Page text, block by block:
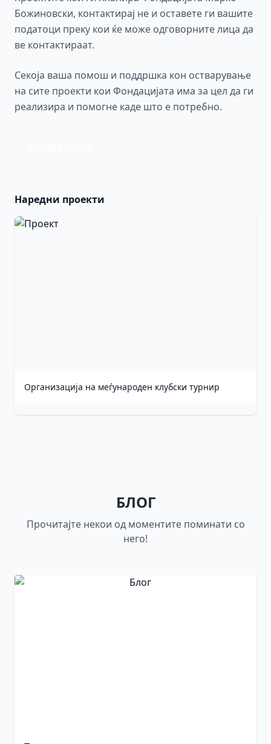
Божиновски, контактирај не и оставете ги вашите
податоци преку кои ќе може одговорните лица да
ве контактираат.
Секоја ваша помош и поддршка кон остварување
на сите проекти кои Фондацијата има за цел да ги
реализира и помогне каде што е потребно.
Наредни проекти
Организација на меѓународен клубски турнир
БЛОГ
Прочитајте некои од моментите поминати со
него!